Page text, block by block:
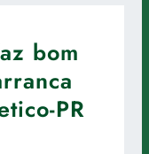
bom
PR